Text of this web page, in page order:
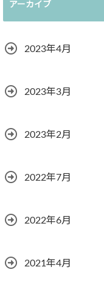
アーカイブ
2023年4月
2023年3月
2023年2月
2022年7月
2022年6月
2021年4月